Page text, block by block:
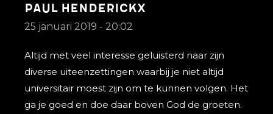
Paul Henderickx
25 januari 2019 - 20:02
Altijd met veel interesse geluisterd naar zijn
diverse uiteenzettingen waarbij je niet altijd
universitair moest zijn om te kunnen volgen. Het
ga je goed en doe daar boven God de groeten.